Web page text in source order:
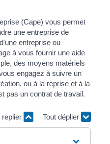
(Cape) vous permet
une entreprise de
entreprise ou
à vous fournir une aide
des moyens matériels
engagez à suivre un
ou à la reprise et à la
pas un contrat de travail.
replier Tout déplier